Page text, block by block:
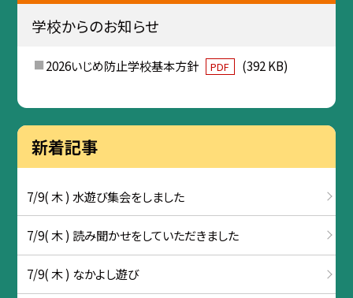
学校からのお知らせ
2026いじめ防止学校基本方針 PDF (392 KB)
新着記事
7/9( 木 ) 水遊び集会をしました
7/9( 木 ) 読み聞かせをしていただきました
7/9( 木 ) なかよし遊び